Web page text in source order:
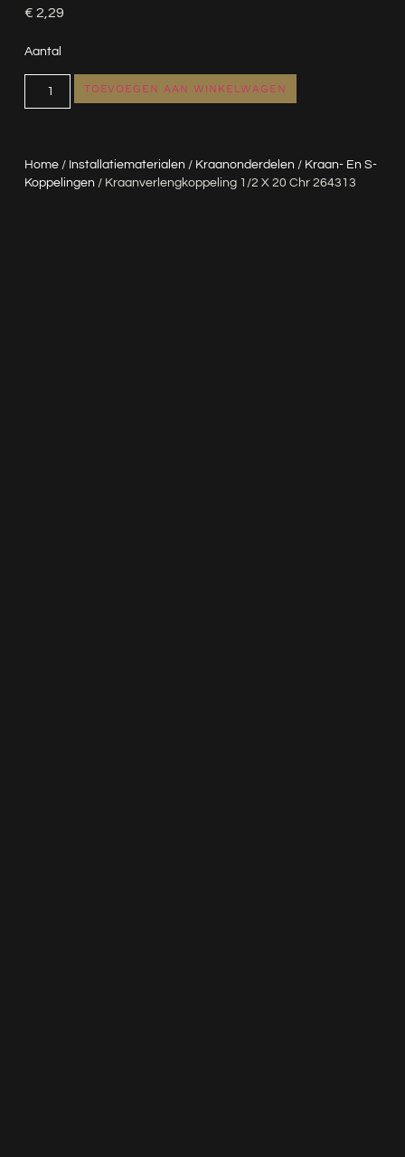
Home/ Installatiematerialen / Kraanonderdelen / Kraan- En S-
Koppelingen / Kraanverlengkoppeling 1/2 X 20 Chr 264313
€ 2,29
Aantal
TOEVOEGEN AAN WINKELWAGEN